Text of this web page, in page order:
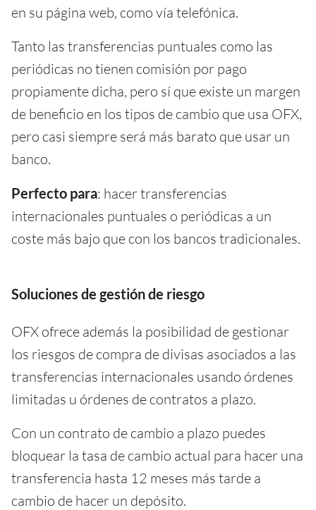
en su página web, como vía telefónica.
Tanto las transferencias puntuales como las
periódicas no tienen comisión por pago
propiamente dicha, pero sí que existe un margen
de beneficio en los tipos de cambio que usa OFX,
pero casi siempre será más barato que usar un
banco.
Perfecto para: hacer transferencias
internacionales puntuales o periódicas a un
coste más bajo que con los bancos tradicionales.
Soluciones de gestión de riesgo
OFX ofrece además la posibilidad de gestionar
los riesgos de compra de divisas asociados a las
transferencias internacionales usando órdenes
limitadas u órdenes de contratos a plazo.
Con un contrato de cambio a plazo puedes
bloquear la tasa de cambio actual para hacer una
transferencia hasta 12 meses más tarde a
cambio de hacer un depósito.